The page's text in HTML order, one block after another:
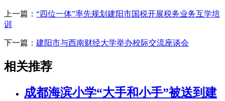
上一篇： “四位一体”率先规划建阳市国税开展税务业务互学培
训
下一篇： 建阳市与西南财经大学举办校际交流座谈会
相关推荐
成都海滨小学“大手和小手”被送到建